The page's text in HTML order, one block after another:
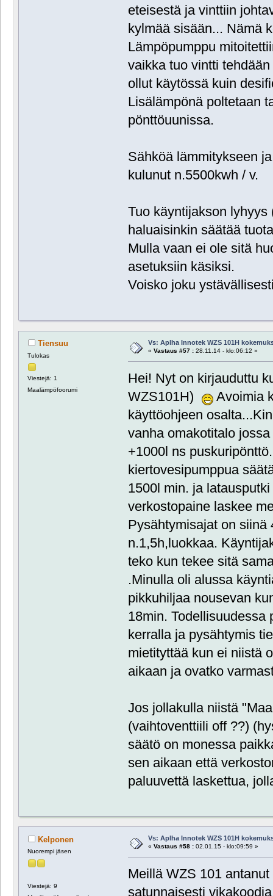
eteisestä ja vinttiin
kylmää sisään... Nämä
Lämpöpumppu
vaikka tuo vintti
ollut käytössä kuin
Lisälämpönä poltetaan
pönttöuunissa.
Sähköä lämmitykseen
kulunut n.5500kwh / v.
Tuo käyntijakson
haluaisinkin säätää
Mulla vaan ei ole sitä
asetuksiin käsiksi.
Voisko joku
Tiensuu
Tulokas
Viestejä: 1
Maalämpöfoorumi
Vs: Aplha Innotek WZS 101H
« Vastaus #57 :28.11.14 - klo:06:12 »
Hei! Nyt on kirjauduttu
WZS101H)
Avoimia
käyttöohjeen
vanha omakotitalo
+1000l ns
kiertovesipumppua
1500l min. ja
verkostopaine laskee
Pysähtymisajat on siinä
n.1,5h,luokkaa.
teko kun tekee sitä
.Minulla oli alussa
pikkuhiljaa nousevan
18min. Todellisuudessa
kerralla ja pysähtymis
mietityttää kun ei niistä
aikaan ja ovatko
Jos jollakulla niistä
(vaihtoventtiili off ??)
säätö on monessa
sen aikaan että
paluuvettä laskettua,
Kelponen
Nuorempi jäsen
Viestejä: 9
Vs: Aplha Innotek WZS 101H
« Vastaus #58 :02.01.15 - klo:09:59 »
Meillä WZS 101
satunnaisesti